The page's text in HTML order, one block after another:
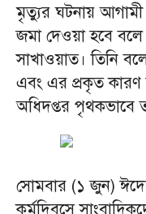
মৃত্যুর ঘটনায় আগামী
জমা দেওয়া হবে বলে
সাখাওয়াত। তিনি
এবং এর প্রকৃত কারণ
অধিদপ্তর পৃথকভাবে
সোমবার (১ জুন)
কর্মদিবসে